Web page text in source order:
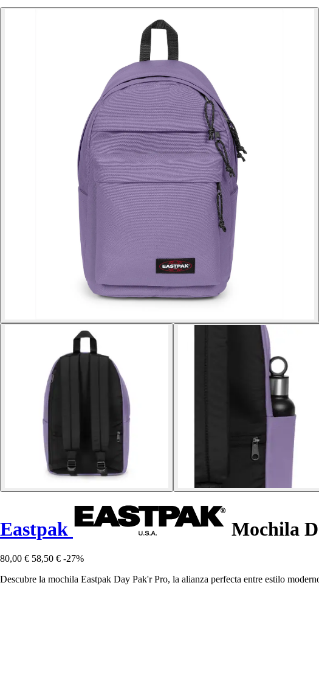
Eastpak Mochila
80,00 € 58,50 € -27%
Descubre la mochila Eastpak Day Pak'r Pro, la alianza perfecta entre estilo